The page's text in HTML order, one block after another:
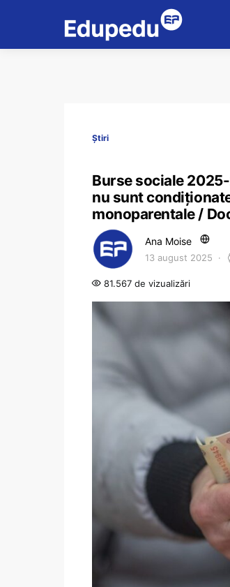
Știri
Burse sociale
nu sunt
monoparentale /
Ana Moise
13 august 2025
81.567 de vizualizări